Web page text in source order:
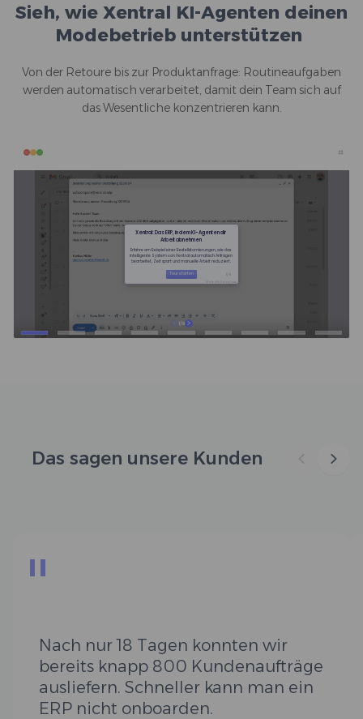
Sieh, wie Xentral KI-Agenten deinen
Modebetrieb unterstützen
Von der Retoure bis zur Produktanfrage: Routineaufgaben
werden automatisch verarbeitet, damit dein Team sich auf
das Wesentliche konzentrieren kann.
Das sagen unsere Kunden
"
Nach nur 18 Tagen konnten wir
bereits knapp 800 Kundenaufträge
ausliefern. Schneller kann man ein
ERP nicht onboarden.